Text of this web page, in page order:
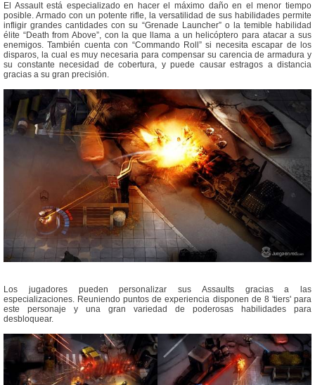
El Assault está especializado en hacer el máximo daño en el menor tiempo
posible. Armado con un potente rifle, la versatilidad de sus habilidades permite
infligir grandes cantidades con su “Grenade Launcher” o la temible habilidad
élite “Death from Above”, con la que llama a un helicóptero para atacar a sus
enemigos. También cuenta con “Commando Roll” si necesita escapar de los
disparos, la cual es muy necesaria para compensar su carencia de armadura y
su constante necesidad de cobertura, y puede causar estragos a distancia
gracias a su gran precisión.
Los jugadores pueden personalizar sus Assaults gracias a las
especializaciones. Reuniendo puntos de experiencia disponen de 8 'tiers' para
este personaje y una gran variedad de poderosas habilidades para
desbloquear.